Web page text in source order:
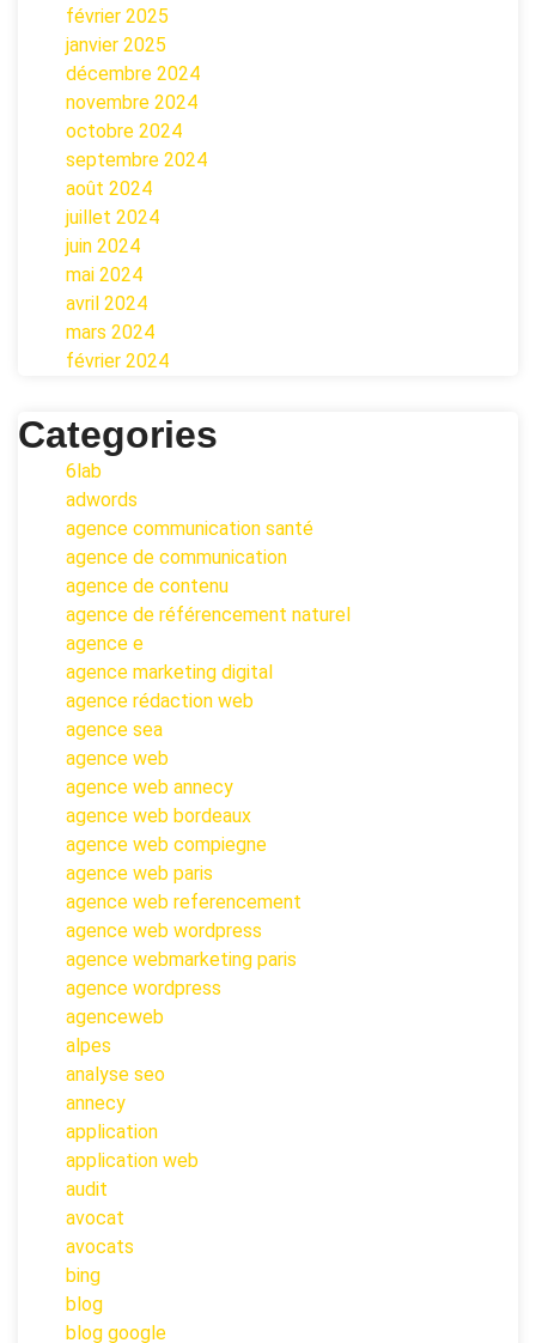
février 2025
janvier 2025
décembre 2024
novembre 2024
octobre 2024
septembre 2024
août 2024
juillet 2024
juin 2024
mai 2024
avril 2024
mars 2024
février 2024
Categories
6lab
adwords
agence communication santé
agence de communication
agence de contenu
agence de référencement naturel
agence e
agence marketing digital
agence rédaction web
agence sea
agence web
agence web annecy
agence web bordeaux
agence web compiegne
agence web paris
agence web referencement
agence web wordpress
agence webmarketing paris
agence wordpress
agenceweb
alpes
analyse seo
annecy
application
application web
audit
avocat
avocats
bing
blog
blog google